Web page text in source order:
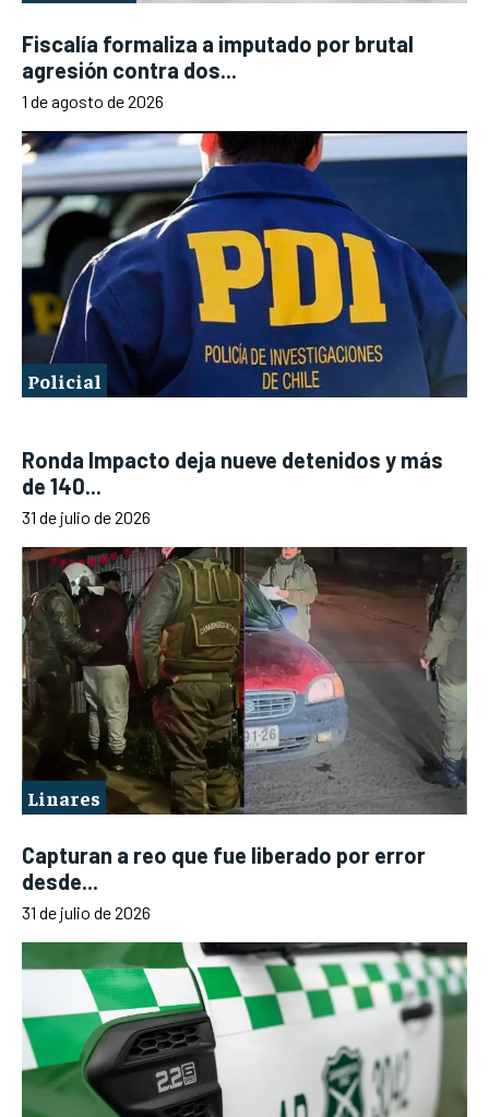
Fiscalía formaliza a imputado por brutal
agresión contra dos...
1 de agosto de 2026
Policial
Ronda Impacto deja nueve detenidos y más
de 140...
31 de julio de 2026
Linares
Capturan a reo que fue liberado por error
desde...
31 de julio de 2026